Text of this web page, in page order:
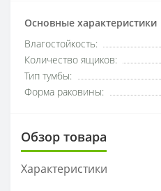
Основные характеристики
Влагостойкость:
Количество ящиков:
Тип тумбы:
Форма раковины:
Обзор товара
Характеристики